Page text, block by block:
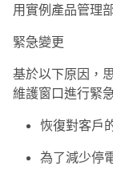
用實例產品管理
緊急變更
基於以下原因，
維護窗口進行緊
恢復對客戶
為了減少停